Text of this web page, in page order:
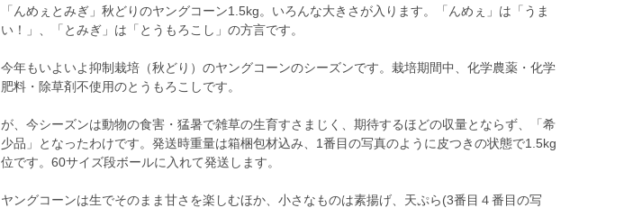
「んめぇとみぎ」秋どりのヤングコーン1.5kg。いろんな大きさが入ります。「んめぇ」は「うま
い！」、「とみぎ」は「とうもろこし」の方言です。
今年もいよいよ抑制栽培（秋どり）のヤングコーンのシーズンです。栽培期間中、化学農薬・化学
肥料・除草剤不使用のとうもろこしです。
が、今シーズンは動物の食害・猛暑で雑草の生育すさまじく、期待するほどの収量とならず、「希
少品」となったわけです。発送時重量は箱梱包材込み、1番目の写真のように皮つきの状態で1.5kg
位です。60サイズ段ボールに入れて発送します。
ヤングコーンは生でそのまま甘さを楽しむほか、小さなものは素揚げ、天ぷら(3番目４番目の写